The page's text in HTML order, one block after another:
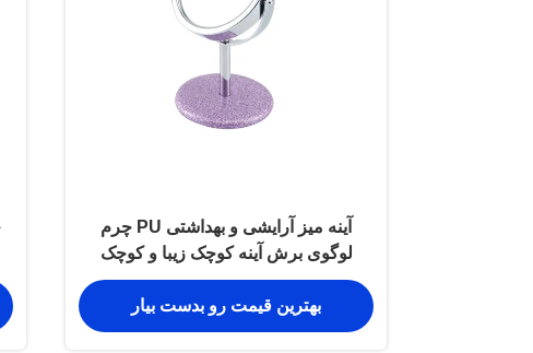
آینه میز آرایشی و بهداشتی PU چرم
لوگوی برش آینه کوچک زیبا و کوچک
بهترین قیمت رو بدست بیار